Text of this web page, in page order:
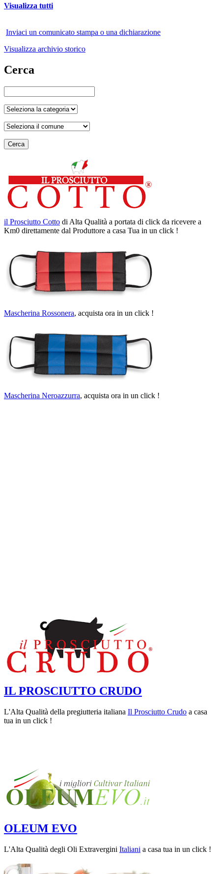
Visualizza tutti
Inviaci un comunicato stampa o una dichiarazione
Visualizza archivio storico
Cerca
Cerca
il Prosciutto Cotto di Alta Qualità a portata di click da ricevere a
Km0 direttamente dal Produttore a casa Tua in un click !
Mascherina Rossonera, acquista ora in un click !
Mascherina Neroazzurra, acquista ora in un click !
IL PROSCIUTTO CRUDO
L'Alta Qualità della pregiutteria italiana Il Prosciutto Crudo a casa
tua in un click !
OLEUM EVO
L'Alta Qualità degli Oli Extravergini Italiani a casa tua in un click !